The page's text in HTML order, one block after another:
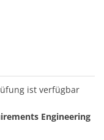
ist verfügbar
Engineering